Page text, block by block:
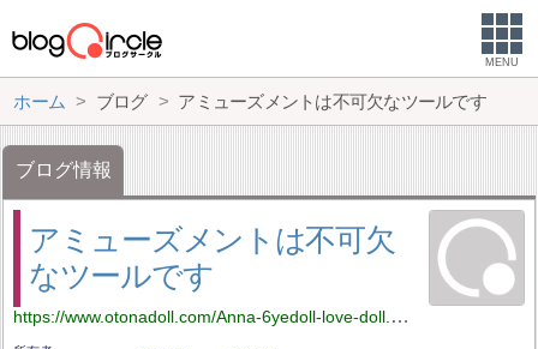
MENU
ホーム ブログ アミューズメントは不可欠なツールです
ブログ情報
アミューズメントは不可欠
なツールです
https://www.otonadoll.com/Anna-6yedoll-love-doll.html